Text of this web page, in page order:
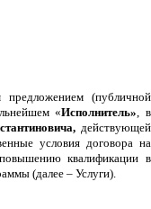
(публичной
«Исполнитель» , в
действующей
условия договора на
квалификации в
(далее – Услуги).